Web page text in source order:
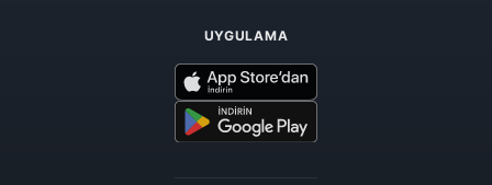
UYGULAMA